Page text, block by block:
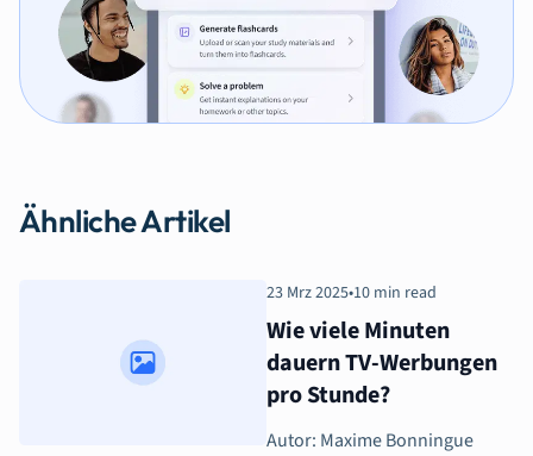
Ähnliche Artikel
23 Mrz 2025•10 min read
Wie viele Minuten
dauern TV-Werbungen
pro Stunde?
Autor: Maxime Bonningue